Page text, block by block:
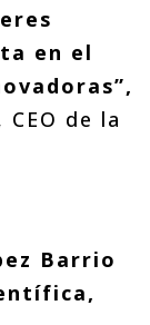
en el
de la
Barrio